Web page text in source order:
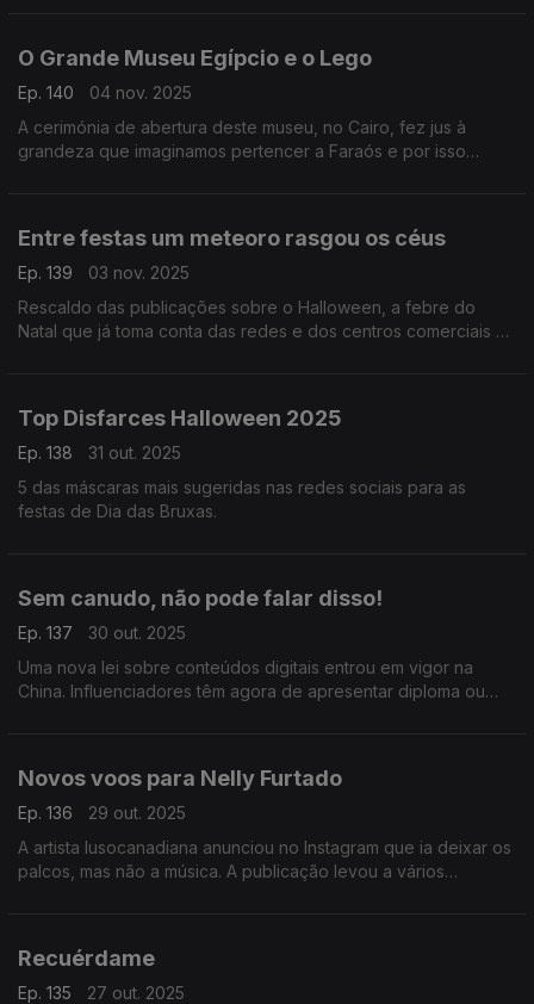
O Grande Museu Egípcio e o Lego
Ep. 140
04 nov. 2025
A cerimónia de abertura deste museu, no Cairo, fez jus à
grandeza que imaginamos pertencer a Faraós e por isso
Entre festas um meteoro rasgou os céus
Ep. 139
03 nov. 2025
Rescaldo das publicações sobre o Halloween, a febre do
Natal que já toma conta das redes e dos centros comerciais e
Top Disfarces Halloween 2025
Ep. 138
31 out. 2025
5 das máscaras mais sugeridas nas redes sociais para as
festas de Dia das Bruxas.
Sem canudo, não pode falar disso!
Ep. 137
30 out. 2025
Uma nova lei sobre conteúdos digitais entrou em vigor na
China. Influenciadores têm agora de apresentar diploma ou
Novos voos para Nelly Furtado
Ep. 136
29 out. 2025
A artista lusocanadiana anunciou no Instagram que ia deixar os
palcos, mas não a música. A publicação levou a vários
Recuérdame
Ep. 135
27 out. 2025